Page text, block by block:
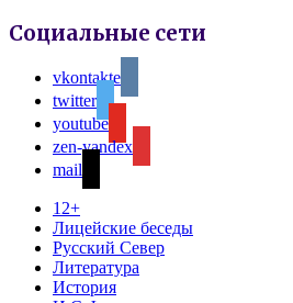
Социальные сети
vkontakte
twitter
youtube
zen-yandex
mail
12+
Лицейские беседы
Русский Север
Литература
История